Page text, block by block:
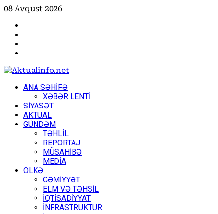
Skip
content
08 Avqust 2026
PrimaryANA SƏHİFƏ
XƏBƏR LENTİ
SİYASƏT
AKTUAL
GÜNDƏM
TƏHLİL
REPORTAJ
MÜSAHİBƏ
MEDİA
ÖLKƏ
CƏMİYYƏT
ELM VƏ TƏHSİL
İQTİSADİYYAT
İNFRASTRUKTUR